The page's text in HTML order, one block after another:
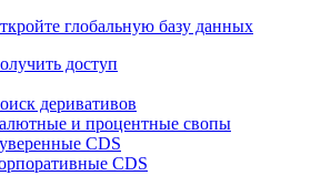
глобальную базу данных
доступ
деривативов
и процентные свопы
CDS
CDS